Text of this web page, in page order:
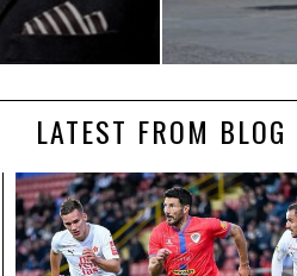
LATEST FROM BLOG